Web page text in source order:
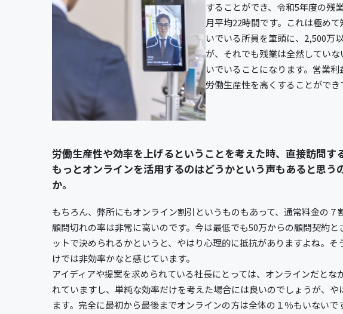
することができ、令和5年度の残
月平均22時間です。これは極め
いでいる所員を筆頭に、2,500万
が、それでも残業は全然してい
いでいることになります。営業
労働生産性を高くすることができ
労働生産性や効率を上げるということを考えた時、直接訪問す
もっとオンラインを活用するのはどうかという声もあると思う
か。
もちろん、弊所にもオンライン割引というものもあって、通常料金の
顧問切れの率は非常に高いのです。今は最低でも50万からの顧問契約
ットで決められるかというと、やはり心理的に抵抗がありますよね。
けでは非効率かなと感じています。
アイディアや提案を求められている社長にとっては、オンラインだと
れていますし、単純な効率だけを考えた場合には良いのでしょうが、
ます。完全に最初から最後までオンラインの方は全体の１％もいないで